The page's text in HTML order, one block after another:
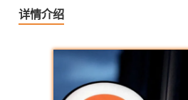
详情介绍